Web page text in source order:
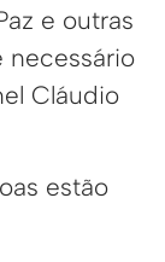
e outras
necessário
Cláudio
estão